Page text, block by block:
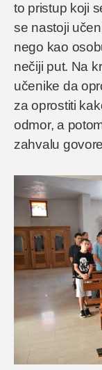
to pristup koji
se nastoji
nego kao
nečiji put. Na
učenike da
za oprostiti
odmor, a
zahvalu